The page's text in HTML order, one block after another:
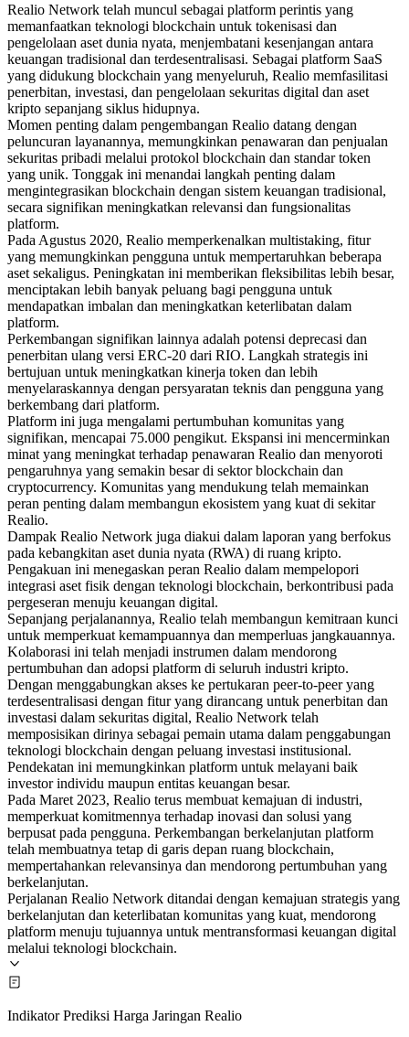
Realio Network telah muncul sebagai platform perintis yang
memanfaatkan teknologi blockchain untuk tokenisasi dan
pengelolaan aset dunia nyata, menjembatani kesenjangan antara
keuangan tradisional dan terdesentralisasi. Sebagai platform SaaS
yang didukung blockchain yang menyeluruh, Realio memfasilitasi
penerbitan, investasi, dan pengelolaan sekuritas digital dan aset
kripto sepanjang siklus hidupnya.
Momen penting dalam pengembangan Realio datang dengan
peluncuran layanannya, memungkinkan penawaran dan penjualan
sekuritas pribadi melalui protokol blockchain dan standar token
yang unik. Tonggak ini menandai langkah penting dalam
mengintegrasikan blockchain dengan sistem keuangan tradisional,
secara signifikan meningkatkan relevansi dan fungsionalitas
platform.
Pada Agustus 2020, Realio memperkenalkan multistaking, fitur
yang memungkinkan pengguna untuk mempertaruhkan beberapa
aset sekaligus. Peningkatan ini memberikan fleksibilitas lebih besar,
menciptakan lebih banyak peluang bagi pengguna untuk
mendapatkan imbalan dan meningkatkan keterlibatan dalam
platform.
Perkembangan signifikan lainnya adalah potensi deprecasi dan
penerbitan ulang versi ERC-20 dari RIO. Langkah strategis ini
bertujuan untuk meningkatkan kinerja token dan lebih
menyelaraskannya dengan persyaratan teknis dan pengguna yang
berkembang dari platform.
Platform ini juga mengalami pertumbuhan komunitas yang
signifikan, mencapai 75.000 pengikut. Ekspansi ini mencerminkan
minat yang meningkat terhadap penawaran Realio dan menyoroti
pengaruhnya yang semakin besar di sektor blockchain dan
cryptocurrency. Komunitas yang mendukung telah memainkan
peran penting dalam membangun ekosistem yang kuat di sekitar
Realio.
Dampak Realio Network juga diakui dalam laporan yang berfokus
pada kebangkitan aset dunia nyata (RWA) di ruang kripto.
Pengakuan ini menegaskan peran Realio dalam mempelopori
integrasi aset fisik dengan teknologi blockchain, berkontribusi pada
pergeseran menuju keuangan digital.
Sepanjang perjalanannya, Realio telah membangun kemitraan kunci
untuk memperkuat kemampuannya dan memperluas jangkauannya.
Kolaborasi ini telah menjadi instrumen dalam mendorong
pertumbuhan dan adopsi platform di seluruh industri kripto.
Dengan menggabungkan akses ke pertukaran peer-to-peer yang
terdesentralisasi dengan fitur yang dirancang untuk penerbitan dan
investasi dalam sekuritas digital, Realio Network telah
memposisikan dirinya sebagai pemain utama dalam penggabungan
teknologi blockchain dengan peluang investasi institusional.
Pendekatan ini memungkinkan platform untuk melayani baik
investor individu maupun entitas keuangan besar.
Pada Maret 2023, Realio terus membuat kemajuan di industri,
memperkuat komitmennya terhadap inovasi dan solusi yang
berpusat pada pengguna. Perkembangan berkelanjutan platform
telah membuatnya tetap di garis depan ruang blockchain,
mempertahankan relevansinya dan mendorong pertumbuhan yang
berkelanjutan.
Perjalanan Realio Network ditandai dengan kemajuan strategis yang
berkelanjutan dan keterlibatan komunitas yang kuat, mendorong
platform menuju tujuannya untuk mentransformasi keuangan digital
melalui teknologi blockchain.
Indikator Prediksi Harga Jaringan Realio